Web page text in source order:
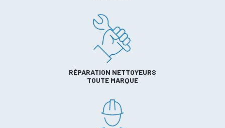
RÉPARATION NETTOYEURS
TOUTE MARQUE